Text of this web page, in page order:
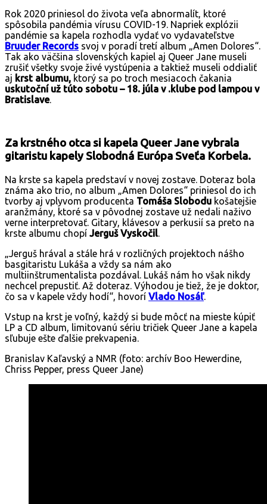
Rok 2020 priniesol do života veľa abnormalít, ktoré
spôsobila pandémia vírusu COVID-19. Napriek explózii
pandémie sa kapela rozhodla vydať vo vydavateľstve
Bruuder Records svoj v poradí tretí album „Amen Dolores“.
Tak ako väčšina slovenských kapiel aj Queer Jane museli
zrušiť všetky svoje živé vystúpenia a taktiež museli oddialiť
aj krst albumu, ktorý sa po troch mesiacoch čakania
uskutoční už túto sobotu – 18. júla v .klube pod lampou v
Bratislave.
Za krstného otca si kapela Queer Jane vybrala
gitaristu kapely Slobodná Európa Sveťa Korbela.
Na krste sa kapela predstaví v novej zostave. Doteraz bola
známa ako trio, no album „Amen Dolores“ priniesol do ich
tvorby aj vplyvom producenta Tomáša Slobodu košatejšie
aranžmány, ktoré sa v pôvodnej zostave už nedali naživo
verne interpretovať. Gitary, klávesov a perkusií sa preto na
krste albumu chopí Jerguš Vyskočil.
„Jerguš hrával a stále hrá v rozličných projektoch nášho
basgitaristu Lukáša a vždy sa nám ako
multiinštrumentalista pozdával. Lukáš nám ho však nikdy
nechcel prepustiť. Až doteraz. Výhodou je tiež, že je doktor,
čo sa v kapele vždy hodí“, hovorí Vlado Nosáľ.
Vstup na krst je voľný, každý si bude môcť na mieste kúpiť
LP a CD album, limitovanú sériu tričiek Queer Jane a kapela
sľubuje ešte ďalšie prekvapenia.
Branislav Kaľavský a NMR (foto: archív Boo Hewerdine,
Chriss Pepper, press Queer Jane)